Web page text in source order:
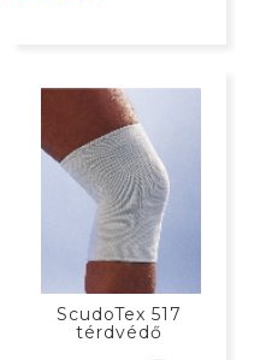
KOSÁRBAN
ScudoTex 517
térdvédő